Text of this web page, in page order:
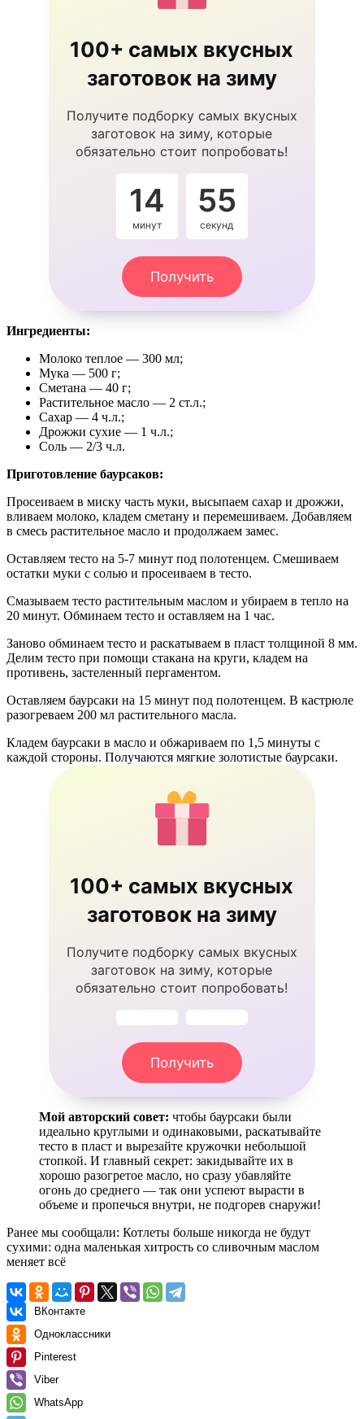
100+ самых вкусных
заготовок на зиму
Получите подборку самых вкусных
заготовок на зиму, которые
обязательно стоит попробовать!
14
минут
53
секунды
Получить
Ингредиенты:
Молоко теплое — 300 мл;
Мука — 500 г;
Сметана — 40 г;
Растительное масло — 2 ст.л.;
Сахар — 4 ч.л.;
Дрожжи сухие — 1 ч.л.;
Соль — 2/3 ч.л.
Приготовление баурсаков:
Просеиваем в миску часть муки, высыпаем сахар и дрожжи,
вливаем молоко, кладем сметану и перемешиваем. Добавляем
в смесь растительное масло и продолжаем замес.
Оставляем тесто на 5-7 минут под полотенцем. Смешиваем
остатки муки с солью и просеиваем в тесто.
Смазываем тесто растительным маслом и убираем в тепло на
20 минут. Обминаем тесто и оставляем на 1 час.
Заново обминаем тесто и раскатываем в пласт толщиной 8 мм.
Делим тесто при помощи стакана на круги, кладем на
противень, застеленный пергаментом.
Оставляем баурсаки на 15 минут под полотенцем. В кастрюле
разогреваем 200 мл растительного масла.
Кладем баурсаки в масло и обжариваем по 1,5 минуты с
каждой стороны. Получаются мягкие золотистые баурсаки.
100+ самых вкусных
заготовок на зиму
Получите подборку самых вкусных
заготовок на зиму, которые
обязательно стоит попробовать!
Получить
Мой авторский совет: чтобы баурсаки были
идеально круглыми и одинаковыми, раскатывайте
тесто в пласт и вырезайте кружочки небольшой
стопкой. И главный секрет: закидывайте их в
хорошо разогретое масло, но сразу убавляйте
огонь до среднего — так они успеют вырасти в
объеме и пропечься внутри, не подгорев снаружи!
Ранее мы сообщали: Котлеты больше никогда не будут
сухими: одна маленькая хитрость со сливочным маслом
меняет всё
ВКонтакте
Одноклассники
Pinterest
Viber
WhatsApp